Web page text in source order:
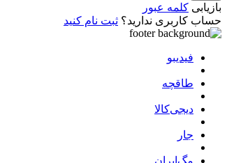
بازیابی کلمه عبور
حساب کاربری ندارید؟ ثبت نام کنید
فیدیبو
طاقچه
دیجی‌کالا
جار
مگ‌ایران